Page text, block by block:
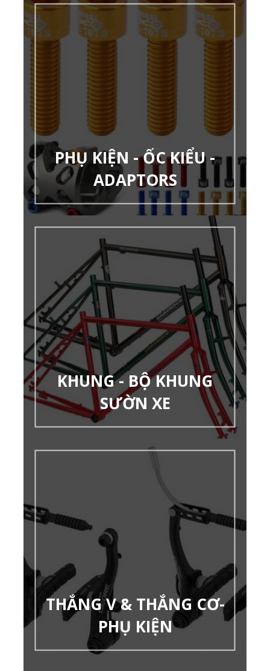
PHỤ KIỆN - ỐC KIỂU -
ADAPTORS
KHUNG - BỘ KHUNG
SƯỜN XE
THẮNG V & THẮNG CƠ-
PHỤ KIỆN